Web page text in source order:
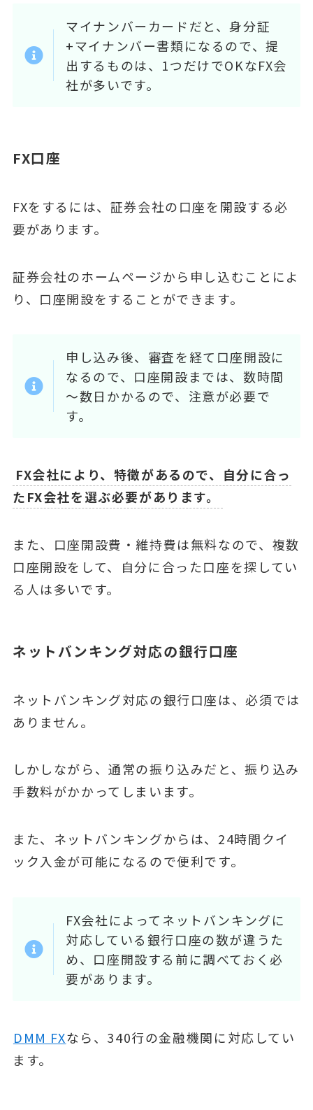
マイナンバーカードだと、身分証
+マイナンバー書類になるので、提
出するものは、1つだけでOKなFX会
社が多いです。
FX口座
FXをするには、証券会社の口座を開設する必
要があります。
証券会社のホームページから申し込むことによ
り、口座開設をすることができます。
申し込み後、審査を経て口座開設に
なるので、口座開設までは、数時間
～数日かかるので、注意が必要で
す。
FX会社により、特徴があるので、自分に合っ
たFX会社を選ぶ必要があります。
また、口座開設費・維持費は無料なので、複数
口座開設をして、自分に合った口座を探してい
る人は多いです。
ネットバンキング対応の銀行口座
ネットバンキング対応の銀行口座は、必須では
ありません。
しかしながら、通常の振り込みだと、振り込み
手数料がかかってしまいます。
また、ネットバンキングからは、24時間クイ
ック入金が可能になるので便利です。
FX会社によってネットバンキングに
対応している銀行口座の数が違うた
め、口座開設する前に調べておく必
要があります。
DMM FXなら、340行の金融機関に対応してい
ます。